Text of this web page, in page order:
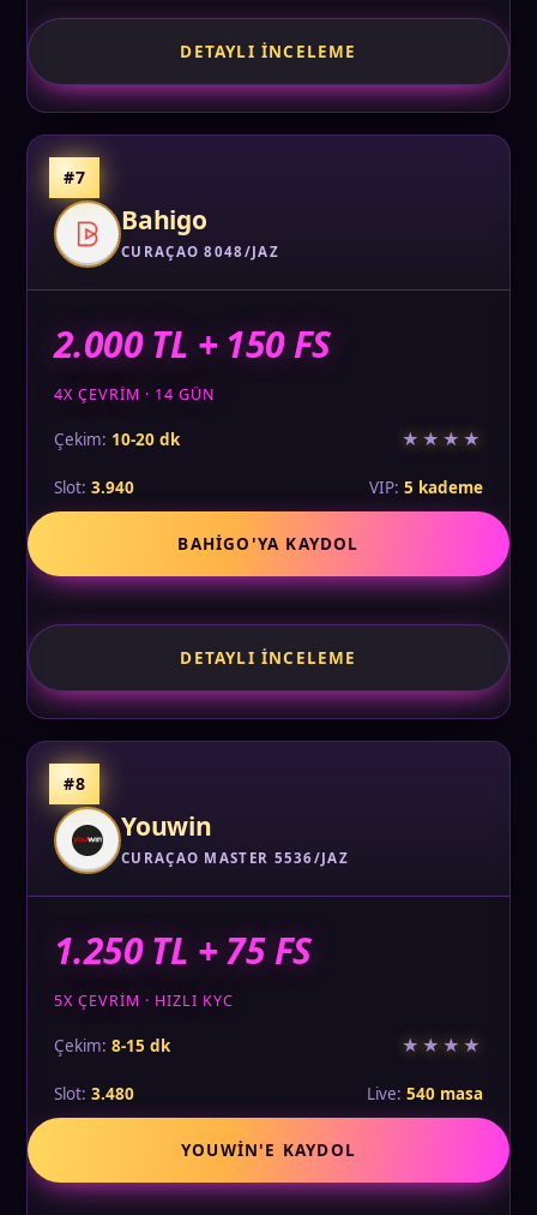
DETAYLI İNCELEME
#7
Bahigo
CURAÇAO 8048/JAZ
2.000 TL + 150 FS
4X ÇEVRIM · 14 GÜN
Çekim: 10-20 dk ★★★★
Slot: 3.940 VIP: 5 kademe
BAHIGO'YA KAYDOL
DETAYLI İNCELEME
#8
Youwin
CURAÇAO MASTER 5536/JAZ
1.250 TL + 75 FS
5X ÇEVRIM · HIZLI KYC
Çekim: 8-15 dk ★★★★
Slot: 3.480 Live: 540 masa
YOUWIN'E KAYDOL